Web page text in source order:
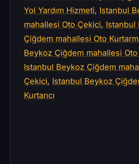
Yol Yardım Hizmeti, Istanbul
mahallesi Oto Çekici, Istanbul
Çiğdem mahallesi Oto
Beykoz Çiğdem mahallesi Oto
Istanbul Beykoz Çiğdem
Çekici, Istanbul Beykoz
Kurtarıcı